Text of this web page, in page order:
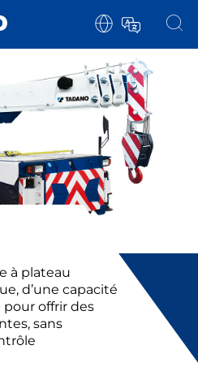
à plateau
d’une capacité
pour offrir des
sans